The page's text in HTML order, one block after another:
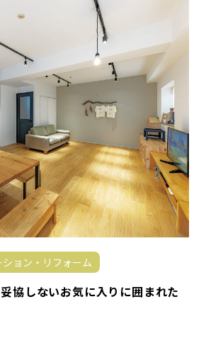
ョン・リフォーム
協しないお気に入りに囲まれた